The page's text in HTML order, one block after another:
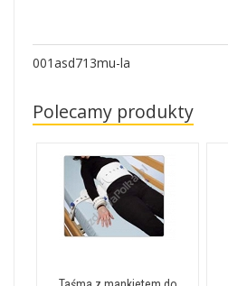
001asd713mu-la
Polecamy produkty